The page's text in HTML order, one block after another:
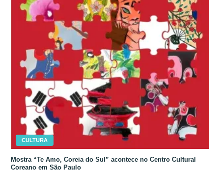
CULTURA
Mostra “Te Amo, Coreia do Sul” acontece no Centro Cultural
Coreano em São Paulo